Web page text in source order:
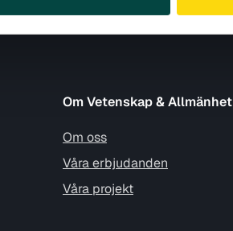
Om Vetenskap & Allmänhet
Om oss
Våra erbjudanden
Våra projekt